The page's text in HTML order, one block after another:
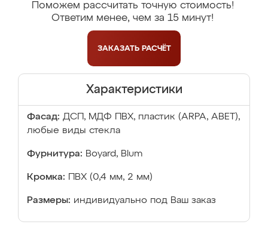
Поможем рассчитать точную стоимость!
Ответим менее, чем за 15 минут!
ЗАКАЗАТЬ РАСЧЁТ
Характеристики
Фасад: ДСП, МДФ ПВХ, пластик (ARPA, ABET),
любые виды стекла
Фурнитура: Boyard, Blum
Кромка: ПВХ (0,4 мм, 2 мм)
Размеры: индивидуально под Ваш заказ